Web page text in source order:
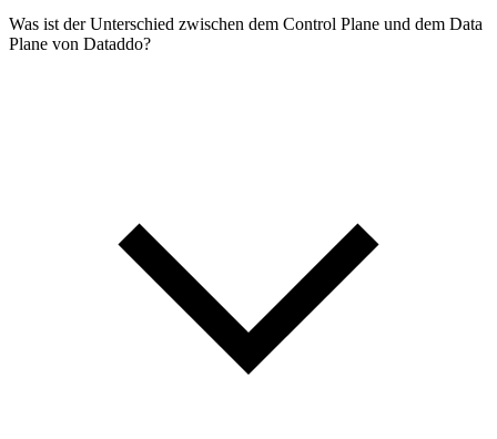
Was ist der Unterschied zwischen dem Control Plane und dem Data
Plane von Dataddo?